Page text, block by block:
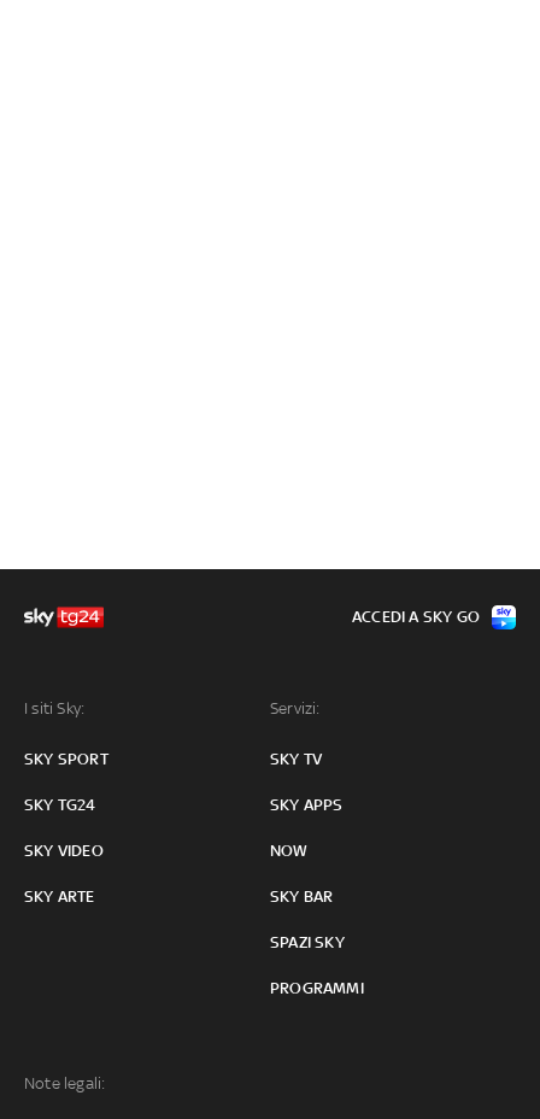
I siti Sky:
SKY SPORT
SKY TG24
SKY VIDEO
SKY ARTE
Servizi:
SKY TV
SKY APPS
NOW
SKY BAR
SPAZI SKY
PROGRAMMI
Note legali:
ACCEDI A SKY GO